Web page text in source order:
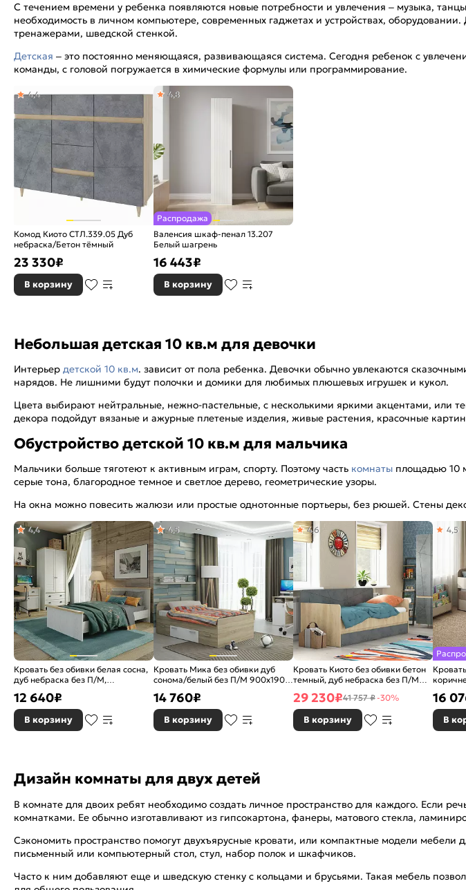
С течением времени у ребенка появляются новые потребности и увлечения – музыка,
необходимость в личном компьютере, современных гаджетах и устройствах,
тренажерами, шведской стенкой.
Детская – это постоянно меняющаяся, развивающаяся система. Сегодня ребенок с
команды, с головой погружается в химические формулы или программирование.
Комод Киото СТЛ.339.05 Дуб
небраска/Бетон тёмный
4,4
23 330₽
В корзину
Распродажа
Валенсия шкаф-пенал 13.207
Белый шагрень
4,8
16 443₽
В корзину
Небольшая детская 10 кв.м для девочки
Интерьер детской 10 кв.м. зависит от пола ребенка. Девочки обычно увлекаются
нарядов. Не лишними будут полочки и домики для любимых плюшевых игрушек и кукол.
Цвета выбирают нейтральные, нежно-пастельные, с несколькими яркими акцентами, или
декора подойдут вязаные и ажурные плетеные изделия, живые растения, красочные
Обустройство детской 10 кв.м для мальчика
Мальчики больше тяготеют к активным играм, спорту. Поэтому часть комнаты площадью 10
серые тона, благородное темное и светлое дерево, геометрические узоры.
На окна можно повесить жалюзи или простые однотонные портьеры, без рюшей. Стены
Кровать без обивки белая сосна,
дуб небраска без П/М,
4,4
12 640₽
В корзину
Кровать Мика без обивки дуб
сонома/белый без П/М 900x1900,
4,5
14 760₽
В корзину
Кровать Киото без обивки бетон
темный, дуб небраска без П/М
4,6
29 230₽41 757 ₽-30%
В корзину
4,5
16
В
Дизайн комнаты для двух детей
В комнате для двоих ребят необходимо создать личное пространство для каждого. Если
комнатками. Ее обычно изготавливают из гипсокартона, фанеры, матового стекла,
Сэкономить пространство помогут двухъярусные кровати, или компактные модели
письменный или компьютерный стол, стул, набор полок и шкафчиков.
Часто к ним добавляют еще и шведскую стенку с кольцами и брусьями. Такая мебель